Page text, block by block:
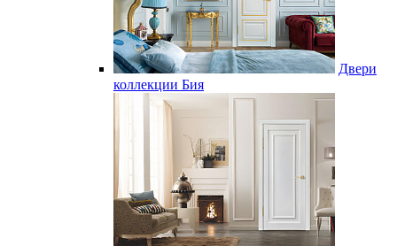
Двери
коллекции Бия